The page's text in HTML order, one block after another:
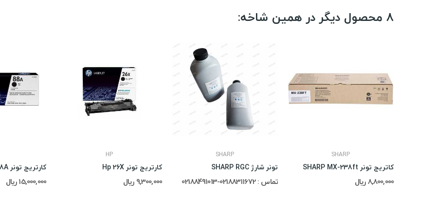
8 محصول دیگر در همین شاخه:
کارتریج تونر Hp 88A
15,000,000 ریال
HP
کارتریج تونر Hp 26X
9,300,000 ریال
SHARP
تونر شارژ SHARP RGC
تماس : 02188311672-02188491013
SHARP
کاتریج تونر SHARP MX-238ft
8,800,000 ریال